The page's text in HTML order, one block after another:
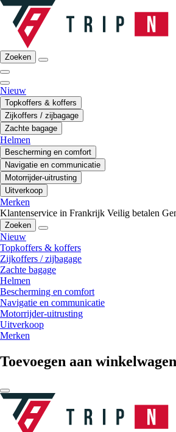
Zoeken
Nieuw
Topkoffers & koffers
Zijkoffers / zijbagage
Zachte bagage
Helmen
Bescherming en comfort
Navigatie en communicatie
Motorrijder-uitrusting
Uitverkoop
Merken
Klantenservice in Frankrijk Veilig betalen
Zoeken
Nieuw
Topkoffers & koffers
Zijkoffers / zijbagage
Zachte bagage
Helmen
Bescherming en comfort
Navigatie en communicatie
Motorrijder-uitrusting
Uitverkoop
Merken
Toevoegen aan